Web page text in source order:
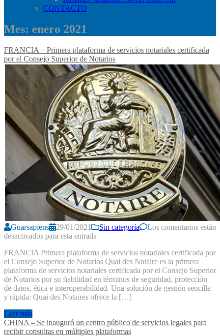
CONTACTO
Mes: enero 2021
FRANCIA – Primera plataforma de servicios notariales certificada
por el Consejo Superior de Notarios
Guarsapiens 29/01/2021 Sin categoría
Los comentarios están
desactivados para esta entrada
FRANCIA Primera plataforma de servicios notariales certificada por
el Consejo Superior de Notarios Quai des Notaire es la primera
plataforma de servicios notariales certificada por el Consejo Superior
de Notarios por su fiabilidad en términos de seguridad, protección
de datos, ética e interoperabilidad. Una solución de gestión sencilla
y rápida: Quai des Notaires ofrece la […]
Leer más
CHINA – Se inauguró un centro público de servicios legales para
recibir consultas en múltiples plataformas